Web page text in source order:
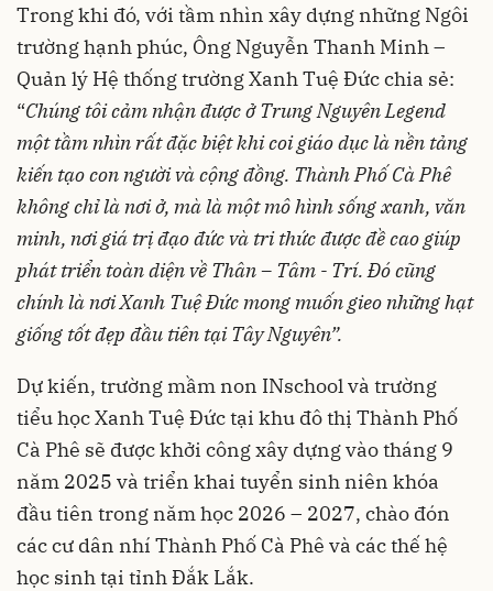
Trong khi đó, với tầm nhìn xây dựng những Ngôi
trường hạnh phúc, Ông Nguyễn Thanh Minh –
Quản lý Hệ thống trường Xanh Tuệ Đức chia sẻ:
“Chúng tôi cảm nhận được ở Trung Nguyên Legend
một tầm nhìn rất đặc biệt khi coi giáo dục là nền tảng
kiến tạo con người và cộng đồng. Thành Phố Cà Phê
không chỉ là nơi ở, mà là một mô hình sống xanh, văn
minh, nơi giá trị đạo đức và tri thức được đề cao giúp
phát triển toàn diện về Thân – Tâm - Trí. Đó cũng
chính là nơi Xanh Tuệ Đức mong muốn gieo những hạt
giống tốt đẹp đầu tiên tại Tây Nguyên”.
Dự kiến, trường mầm non INschool và trường
tiểu học Xanh Tuệ Đức tại khu đô thị Thành Phố
Cà Phê sẽ được khởi công xây dựng vào tháng 9
năm 2025 và triển khai tuyển sinh niên khóa
đầu tiên trong năm học 2026 – 2027, chào đón
các cư dân nhí Thành Phố Cà Phê và các thế hệ
học sinh tại tỉnh Đắk Lắk.